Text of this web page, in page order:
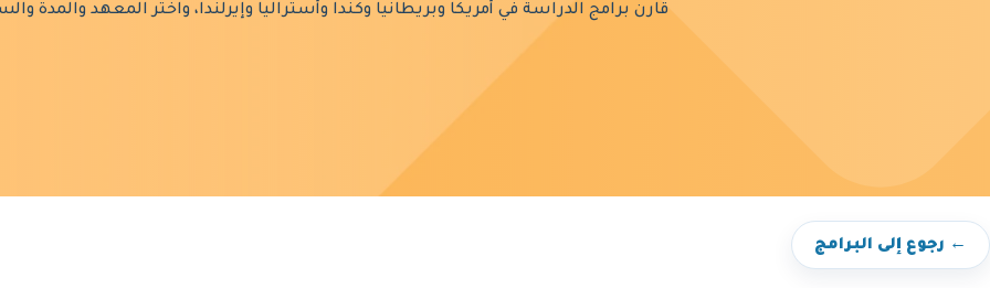
قارن برامج الدراسة في أمريكا وبريطانيا وكندا وأستراليا وإيرلندا، واختر المعهد والمدة
← رجوع إلى البرامج